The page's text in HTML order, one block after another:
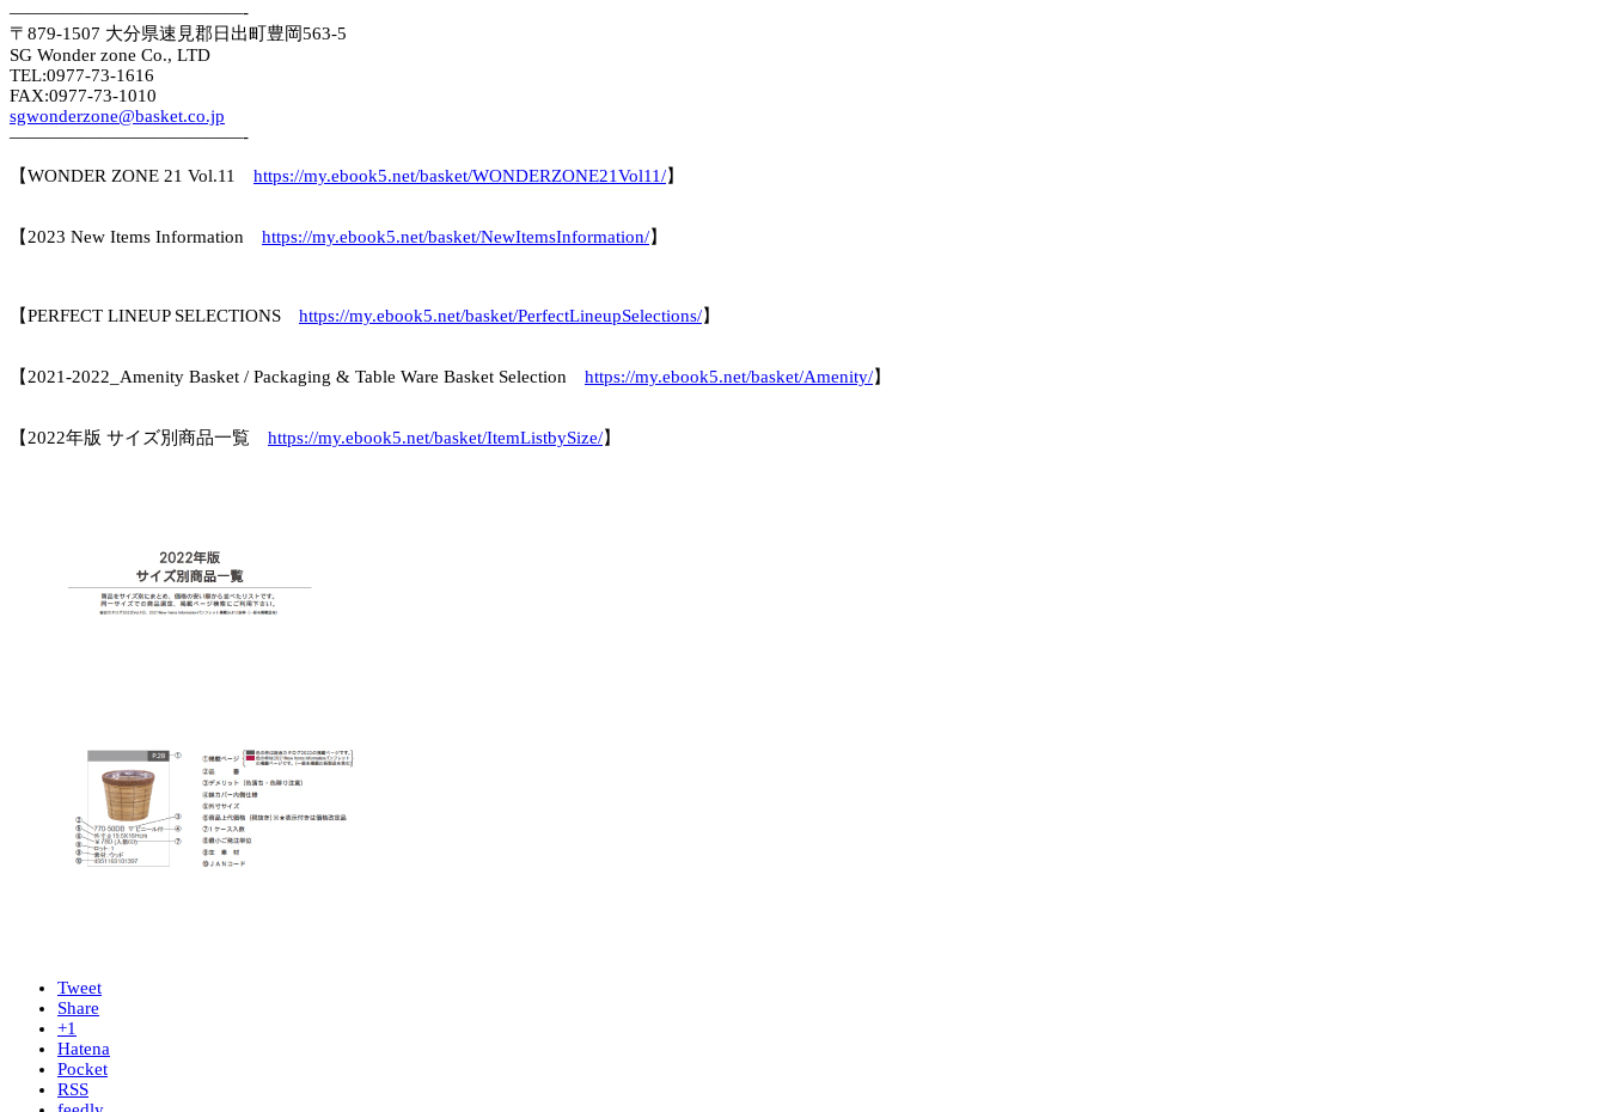
—————————————-
〒879-1507 大分県速見郡日出町豊岡563-5
SG Wonder zone Co., LTD
TEL:0977-73-1616
FAX:0977-73-1010
sgwonderzone@basket.co.jp
—————————————-
【WONDER ZONE 21 Vol.11 https://my.ebook5.net/basket/WONDERZONE21Vol11/】
【2023 New Items Information https://my.ebook5.net/basket/NewItemsInformation/】
【PERFECT LINEUP SELECTIONS https://my.ebook5.net/basket/PerfectLineupSelections/】
【2021-2022_Amenity Basket / Packaging & Table Ware Basket Selection https://my.ebook5.net/basket/Amenity/】
【2022年版 サイズ別商品一覧 https://my.ebook5.net/basket/ItemListbySize/】
Tweet
Share
+1
Hatena
Pocket
RSS